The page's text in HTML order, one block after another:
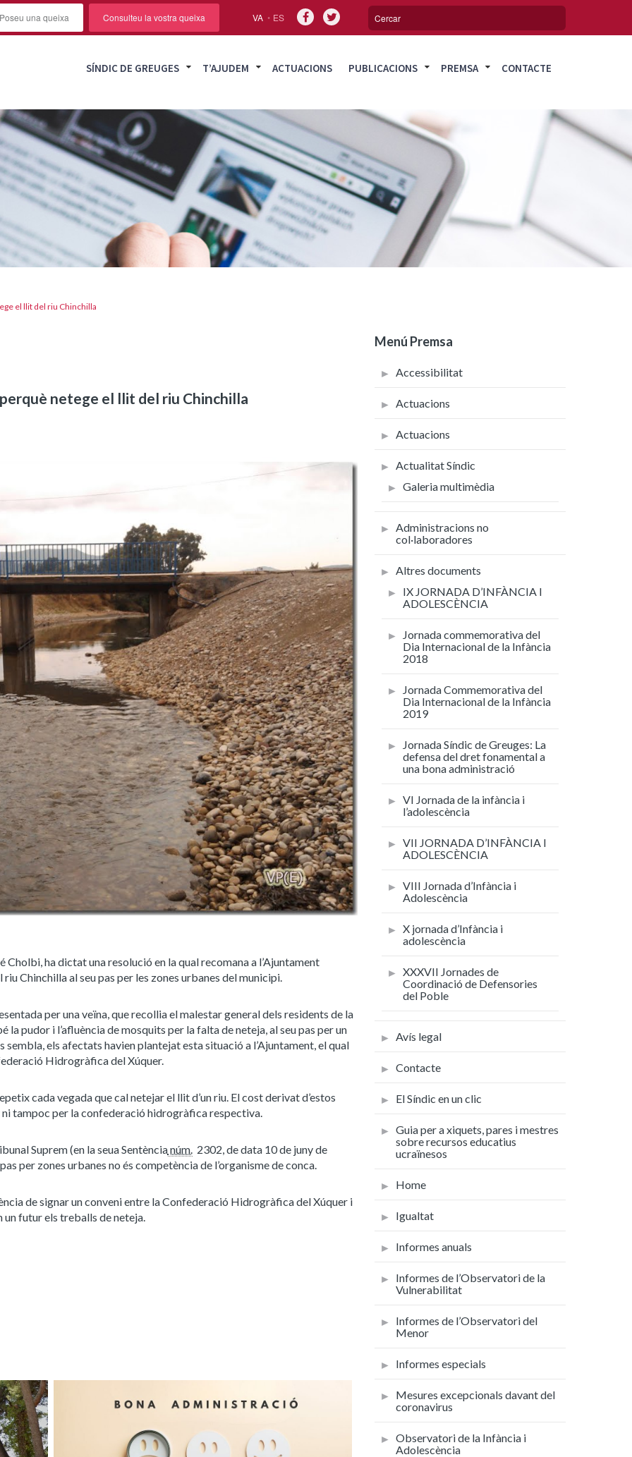
VA ES
Poseu una queixa Consulteu la vostra queixa
SÍNDIC DE GREUGES T’AJUDEM ACTUACIONS PUBLICACIONS PREMSA CONTACTE
el llit del riu Chinchilla
netege el llit del riu Chinchilla
Cholbi, ha dictat una resolució en la qual recomana a l’Ajuntament
Chinchilla al seu pas per les zones urbanes del municipi.
per una veïna, que recollia el malestar general dels residents de la
pudor i l’afluència de mosquits per la falta de neteja, al seu pas per un
sembla, els afectats havien plantejat esta situació a l’Ajuntament, el qual
Hidrogràfica del Xúquer.
cada vegada que cal netejar el llit d’un riu. El cost derivat d’estos
tampoc per la confederació hidrogràfica respectiva.
Suprem (en la seua Sentèncianúm. 2302, de data 10 de juny de
per zones urbanes no és competència de l’organisme de conca.
de signar un conveni entre la Confederació Hidrogràfica del Xúquer i
un futur els treballs de neteja.
Menú Premsa
Accessibilitat
Actuacions
Actuacions
Actualitat Síndic
Galeria multimèdia
Administracions no
col·laboradores
Altres documents
IX JORNADA D’INFÀNCIA I
ADOLESCÈNCIA
Jornada commemorativa del
Dia Internacional de la Infància
2018
Jornada Commemorativa del
Dia Internacional de la Infància
2019
Jornada Síndic de Greuges: La
defensa del dret fonamental a
una bona administració
VI Jornada de la infància i
l’adolescència
VII JORNADA D’INFÀNCIA I
ADOLESCÈNCIA
VIII Jornada d’Infància i
Adolescència
X jornada d’Infància i
adolescència
XXXVII Jornades de
Coordinació de Defensories
del Poble
Avís legal
Contacte
El Síndic en un clic
Guia per a xiquets, pares i mestres
sobre recursos educatius
ucraïnesos
Home
Igualtat
Informes anuals
Informes de l’Observatori de la
Vulnerabilitat
Informes de l’Observatori del
Menor
Informes especials
Mesures excepcionals davant del
coronavirus
Observatori de la Infància i
Adolescència